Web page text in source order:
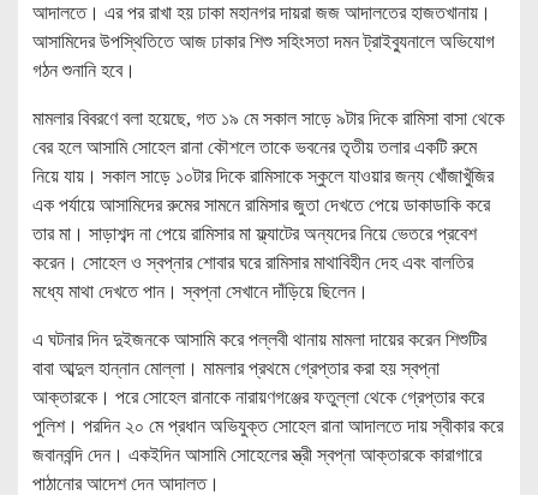
আদালতে। এর পর রাখা হয় ঢাকা মহানগর দায়রা জজ আদালতের হাজতখানায়।
আসামিদের উপস্থিতিতে আজ ঢাকার শিশু সহিংসতা দমন ট্রাইব্যুনালে অভিযোগ
গঠন শুনানি হবে।
মামলার বিবরণে বলা হয়েছে, গত ১৯ মে সকাল সাড়ে ৯টার দিকে রামিসা বাসা থেকে
বের হলে আসামি সোহেল রানা কৌশলে তাকে ভবনের তৃতীয় তলার একটি রুমে
নিয়ে যায়। সকাল সাড়ে ১০টার দিকে রামিসাকে স্কুলে যাওয়ার জন্য খোঁজাখুঁজির
এক পর্যায়ে আসামিদের রুমের সামনে রামিসার জুতা দেখতে পেয়ে ডাকাডাকি করে
তার মা। সাড়াশব্দ না পেয়ে রামিসার মা ফ্ল্যাটের অন্যদের নিয়ে ভেতরে প্রবেশ
করেন। সোহেল ও স্বপ্নার শোবার ঘরে রামিসার মাথাবিহীন দেহ এবং বালতির
মধ্যে মাথা দেখতে পান। স্বপ্না সেখানে দাঁড়িয়ে ছিলেন।
এ ঘটনার দিন দুইজনকে আসামি করে পল্লবী থানায় মামলা দায়ের করেন শিশুটির
বাবা আব্দুল হান্নান মোল্লা। মামলার প্রথমে গ্রেপ্তার করা হয় স্বপ্না
আক্তারকে। পরে সোহেল রানাকে নারায়ণগঞ্জের ফতুল্লা থেকে গ্রেপ্তার করে
পুলিশ। পরদিন ২০ মে প্রধান অভিযুক্ত সোহেল রানা আদালতে দায় স্বীকার করে
জবানবন্দি দেন। একইদিন আসামি সোহেলের স্ত্রী স্বপ্না আক্তারকে কারাগারে
পাঠানোর আদেশ দেন আদালত।